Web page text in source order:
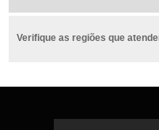
Verifique as regiões que